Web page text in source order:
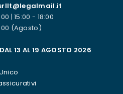
| 15:00 - 18:00
(Agosto)
13 AL 19 AGOSTO 2026